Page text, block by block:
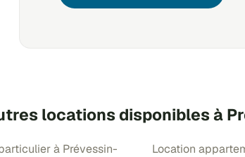
locations disponibles à
à Prévessin-
Location